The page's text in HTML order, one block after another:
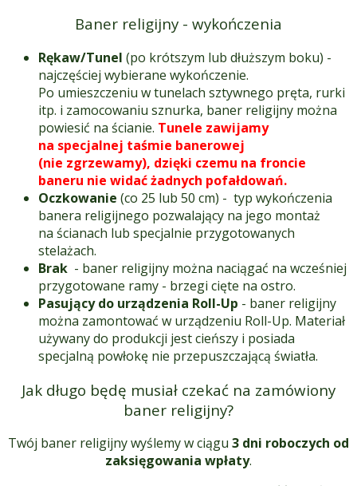
Baner religijny - wykończenia
Rękaw/Tunel (po krótszym lub dłuższym boku) -
najczęściej wybierane wykończenie.
Po umieszczeniu w tunelach sztywnego pręta, rurki
itp. i zamocowaniu sznurka, baner religijny można
powiesić na ścianie. Tunele zawijamy
na specjalnej taśmie banerowej
(nie zgrzewamy), dzięki czemu na froncie
baneru nie widać żadnych pofałdowań.
Oczkowanie (co 25 lub 50 cm) - typ wykończenia
banera religijnego pozwalający na jego montaż
na ścianach lub specjalnie przygotowanych
stelażach.
Brak - baner religijny można naciągać na wcześniej
przygotowane ramy - brzegi cięte na ostro.
Pasujący do urządzenia Roll-Up - baner religijny
można zamontować w urządzeniu Roll-Up. Materiał
używany do produkcji jest cieńszy i posiada
specjalną powłokę nie przepuszczającą światła.
Jak długo będę musiał czekać na zamówiony
baner religijny?
Twój baner religijny wyślemy w ciągu 3 dni roboczych od
zaksięgowania wpłaty.